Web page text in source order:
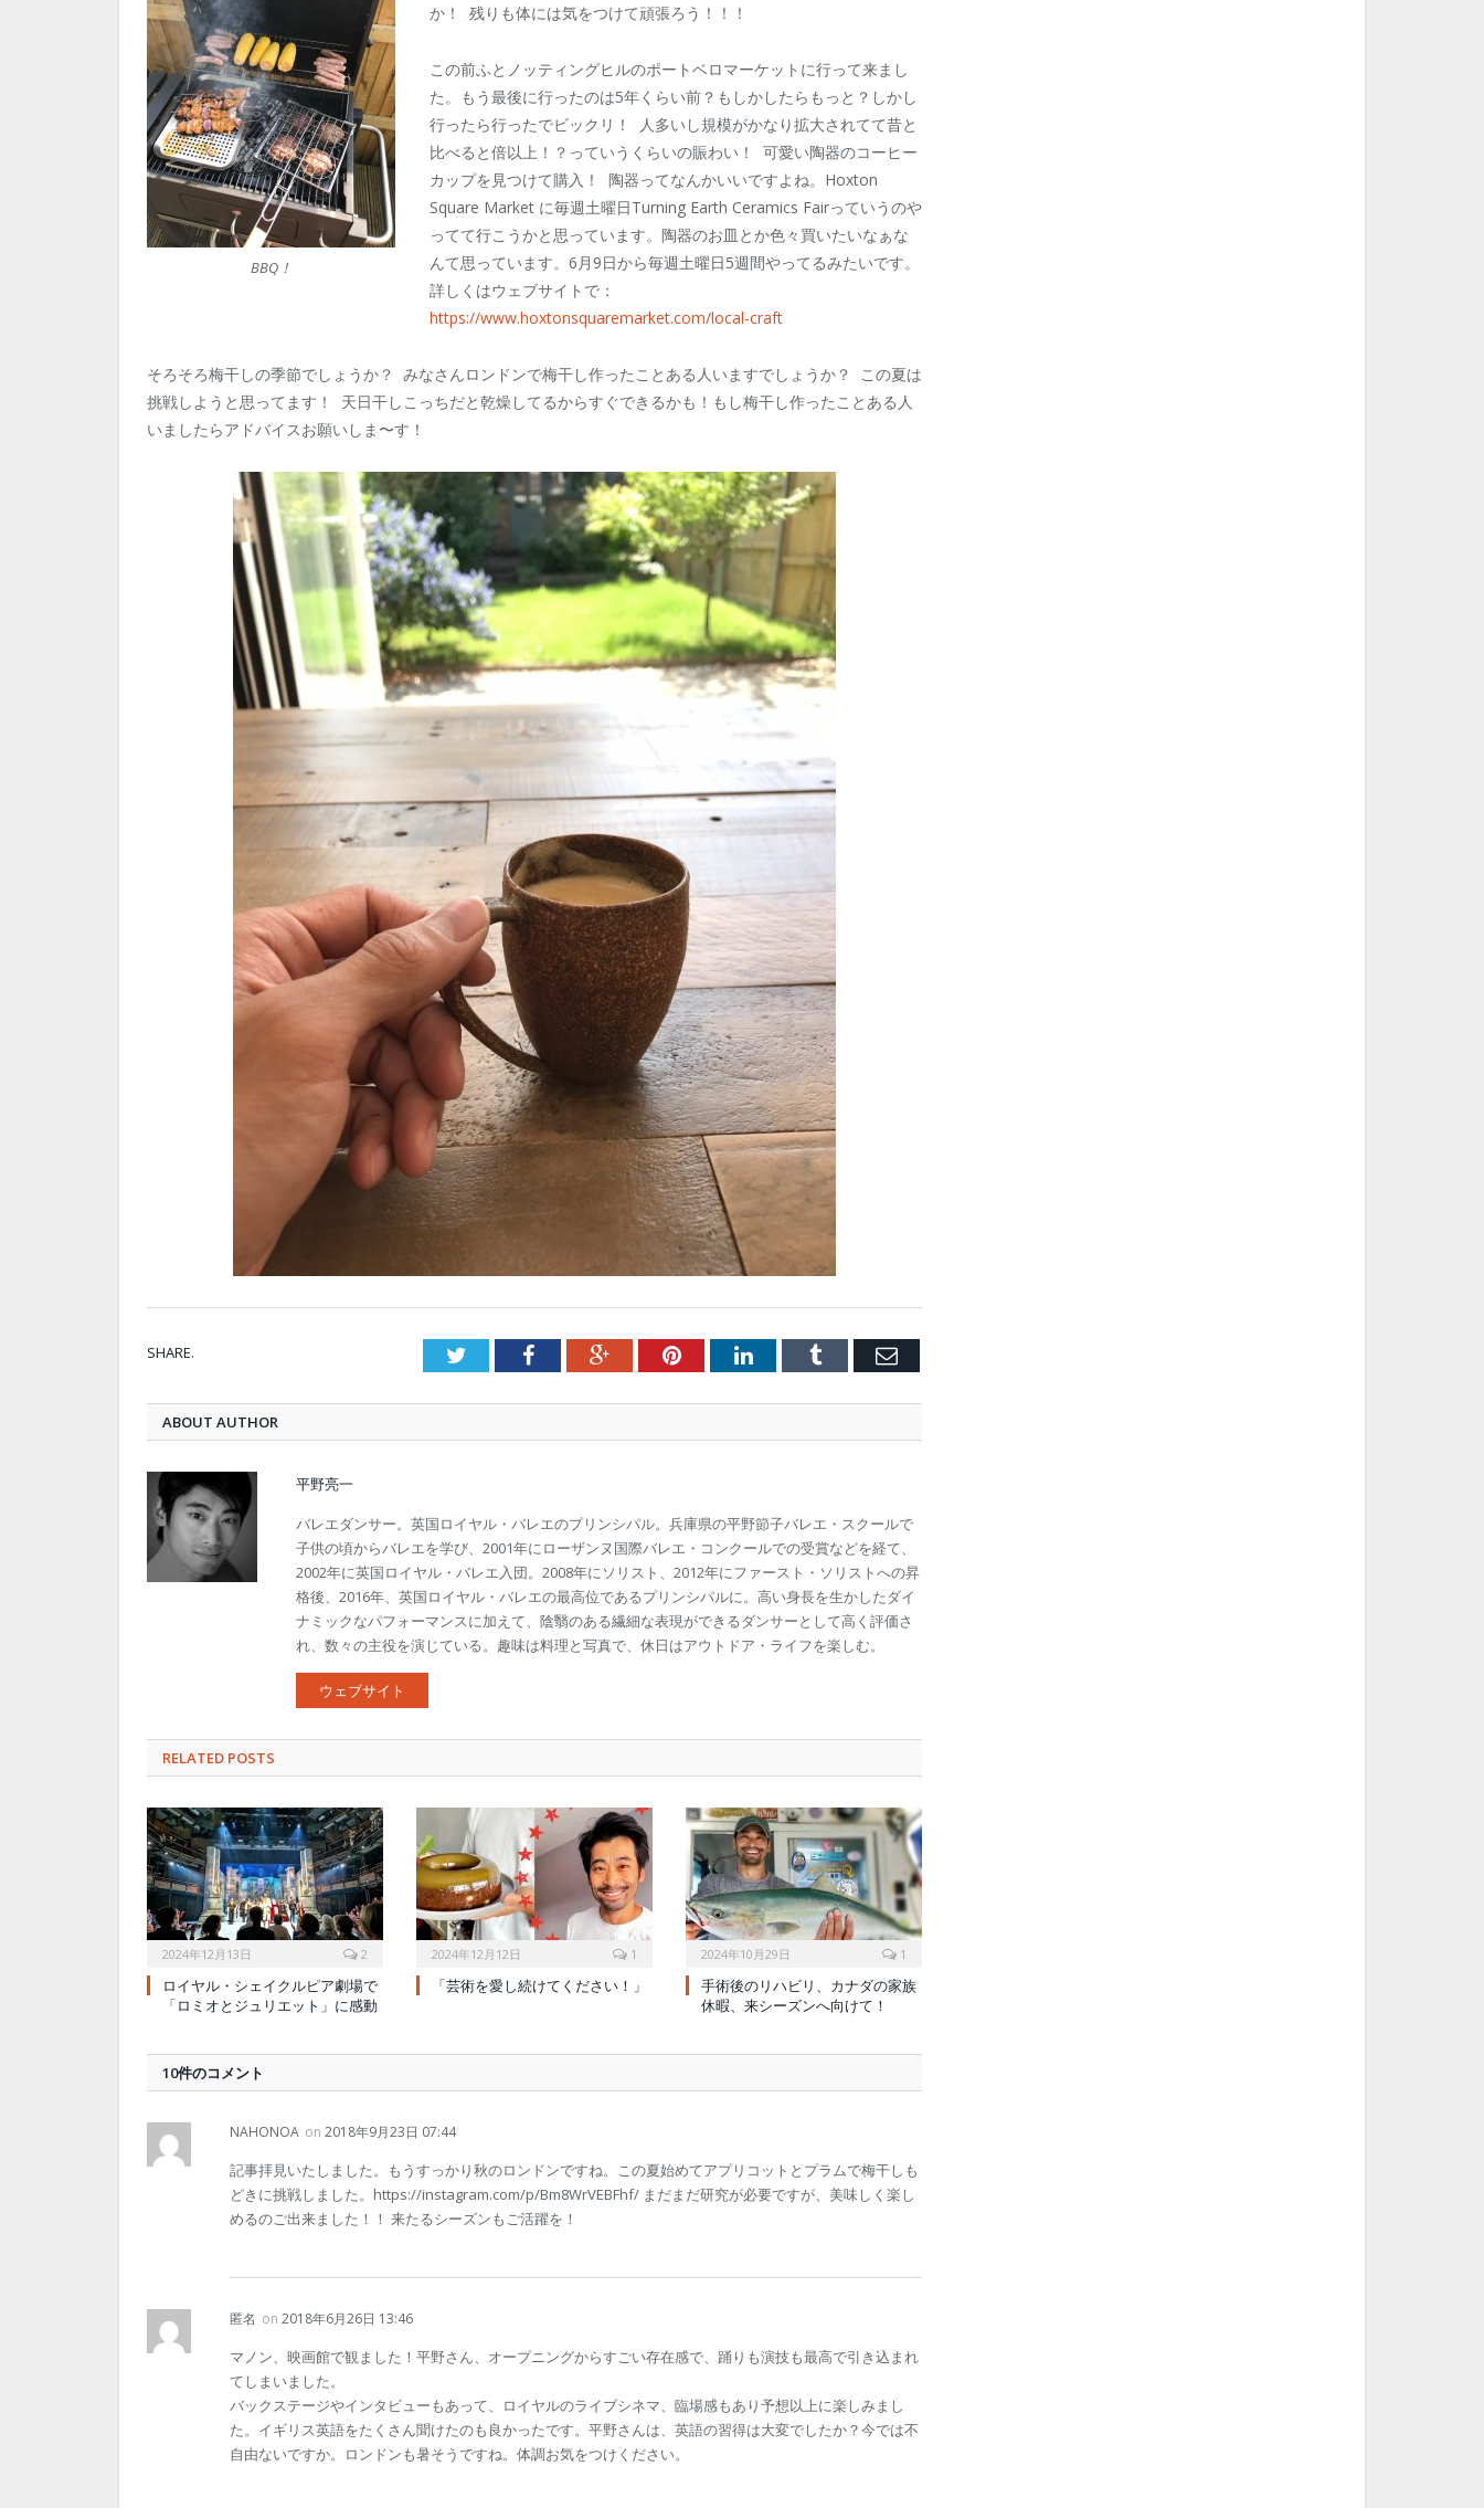
BBQ！
か！ 残りも体には気をつけて頑張ろう！！！
この前ふとノッティングヒルのポートベロマーケットに行って来まし
た。もう最後に行ったのは5年くらい前？もしかしたらもっと？しかし
行ったら行ったでビックリ！ 人多いし規模がかなり拡大されてて昔と
比べると倍以上！？っていうくらいの賑わい！ 可愛い陶器のコーヒー
カップを見つけて購入！ 陶器ってなんかいいですよね。Hoxton
Square Market に毎週土曜日Turning Earth Ceramics Fairっていうのや
ってて行こうかと思っています。陶器のお皿とか色々買いたいなぁな
んて思っています。6月9日から毎週土曜日5週間やってるみたいです。
詳しくはウェブサイトで：
https://www.hoxtonsquaremarket.com/local-craft
そろそろ梅干しの季節でしょうか？ みなさんロンドンで梅干し作ったことある人いますでしょうか？ この夏は
挑戦しようと思ってます！ 天日干しこっちだと乾燥してるからすぐできるかも！もし梅干し作ったことある人
いましたらアドバイスお願いしま〜す！
SHARE. TwitterFacebookGoogle+PinterestLinkedInTumblr Email
ABOUT AUTHOR
平野亮一
バレエダンサー。英国ロイヤル・バレエのプリンシパル。兵庫県の平野節子バレエ・スクールで
子供の頃からバレエを学び、2001年にローザンヌ国際バレエ・コンクールでの受賞などを経て、
2002年に英国ロイヤル・バレエ入団。2008年にソリスト、2012年にファースト・ソリストへの昇
格後、2016年、英国ロイヤル・バレエの最高位であるプリンシパルに。高い身長を生かしたダイ
ナミックなパフォーマンスに加えて、陰翳のある繊細な表現ができるダンサーとして高く評価さ
れ、数々の主役を演じている。趣味は料理と写真で、休日はアウトドア・ライフを楽しむ。
ウェブサイト
RELATED POSTS
2024年12月13日 2
ロイヤル・シェイクルピア劇場で
「ロミオとジュリエット」に感動
2024年12月12日 1
「芸術を愛し続けてください！」
2024年10月29日 1
手術後のリハビリ、カナダの家族
休暇、来シーズンへ向けて！
10件のコメント
NAHONOA on 2018年9月23日 07:44
記事拝見いたしました。もうすっかり秋のロンドンですね。この夏始めてアプリコットとプラムで梅干しも
どきに挑戦しました。https://instagram.com/p/Bm8WrVEBFhf/ まだまだ研究が必要ですが、美味しく楽し
めるのご出来ました！！ 来たるシーズンもご活躍を！
匿名 on 2018年6月26日 13:46
マノン、映画館で観ました！平野さん、オープニングからすごい存在感で、踊りも演技も最高で引き込まれ
てしまいました。
バックステージやインタビューもあって、ロイヤルのライブシネマ、臨場感もあり予想以上に楽しみまし
た。イギリス英語をたくさん聞けたのも良かったです。平野さんは、英語の習得は大変でしたか？今では不
自由ないですか。ロンドンも暑そうですね。体調お気をつけください。